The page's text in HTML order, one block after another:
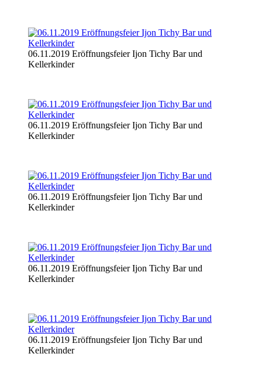
06.11.2019 Eröffnungsfeier Ijon Tichy Bar und
Kellerkinder
06.11.2019 Eröffnungsfeier Ijon Tichy Bar und
Kellerkinder
06.11.2019 Eröffnungsfeier Ijon Tichy Bar und
Kellerkinder
06.11.2019 Eröffnungsfeier Ijon Tichy Bar und
Kellerkinder
06.11.2019 Eröffnungsfeier Ijon Tichy Bar und
Kellerkinder